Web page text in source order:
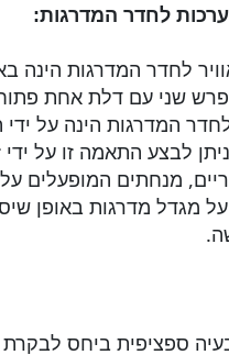
לחדר המדרגות:
לחדר המדרגות
שני עם דלת אחת
לחדר המדרגות הינה על
לבצע התאמה זו על
מנחתים המופעלים
על מגדל מדרגות באופן
ספציפית ביחס